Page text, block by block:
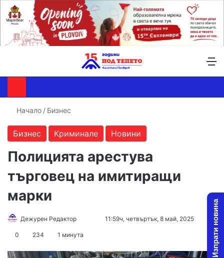
Начало / Бизнес
Бизнес Криминале Новини
Полицията арестува
търговец на имитиращи
марки
Дежурен Редактор
Send11:59ч, четвъртък, 8 май, 2025
0 234 1 минута Изпрати новина